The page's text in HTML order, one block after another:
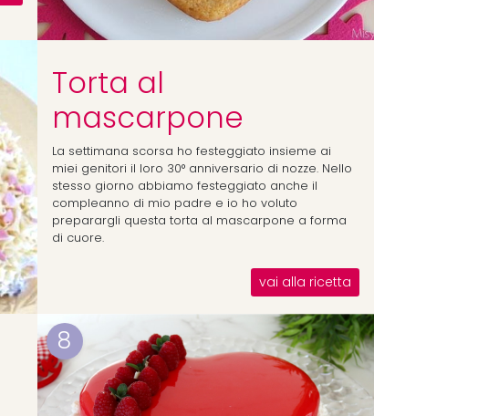
Torta al
mascarpone
La settimana scorsa ho festeggiato insieme ai
miei genitori il loro 30° anniversario di nozze. Nello
stesso giorno abbiamo festeggiato anche il
compleanno di mio padre e io ho voluto
preparargli questa torta al mascarpone a forma
di cuore.
vai alla ricetta
8